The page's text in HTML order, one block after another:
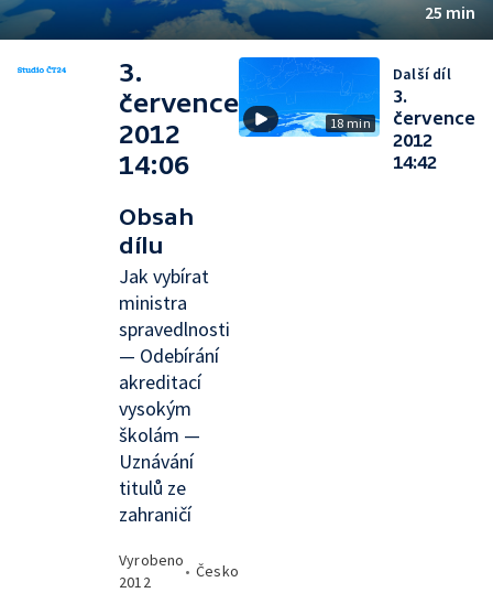
25 min
3.
července
2012
14:06
Obsah
dílu
Jak vybírat
ministra
spravedlnosti
— Odebírání
akreditací
vysokým
školám —
Uznávání
titulů ze
zahraničí
Vyrobeno
2012
• Česko
18 min
Další díl
3.
července
2012
14:42